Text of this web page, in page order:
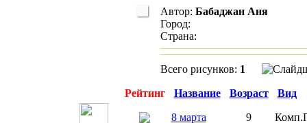
Автор: Бабаджан Аня
Город:
Страна:
Всего рисунков: 1
Рейтинг Название Возраст Вид
8 марта 9